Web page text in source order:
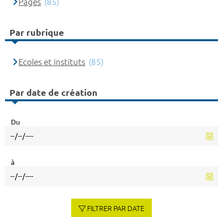
Par rubrique
Ecoles et instituts (85)
Par date de création
Du
à
FILTRER PAR DATE